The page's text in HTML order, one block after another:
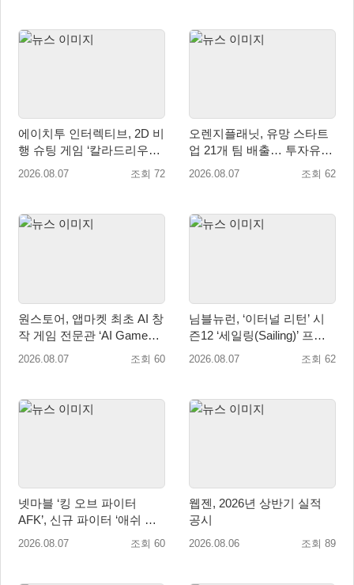
에이치투 인터렉티브, 2D 비
행 슈팅 게임 ‘칼라드리우스
2/다크 엘레멘트’ 올 겨울 전
2026.08.07 조회 72
오렌지플래닛, 유망 스타트
업 21개 팀 배출… 투자유치∙
매출성장 성과 눈길
2026.08.07 조회 62
원스토어, 앱마켓 최초 AI 창
작 게임 전문관 ‘AI Games’
오픈
2026.08.07 조회 60
님블뉴런, ‘이터널 리턴’ 시
즌12 ‘세일링(Sailing)’ 프리
시즌 시작
2026.08.07 조회 62
넷마블 ‘킹 오브 파이터
AFK’, 신규 파이터 ‘애쉬 크
림존’ 업데이트
2026.08.07 조회 60
웹젠, 2026년 상반기 실적
공시
2026.08.06 조회 89